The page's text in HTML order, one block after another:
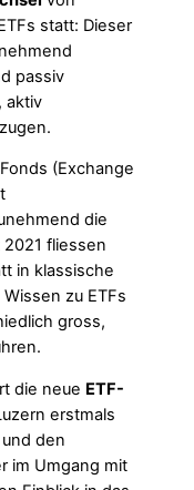
statt: Dieser
passiv
aktiv
(Exchange
die
fliessen
in klassische
zu ETFs
gross,
die neue ETF-
erstmals
den
im Umgang mit